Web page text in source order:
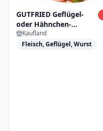
GUTFRIED Geflügel-
oder Hähnchen-
Fleischwurst
Kaufland
Fleisch, Geflügel, Wurst